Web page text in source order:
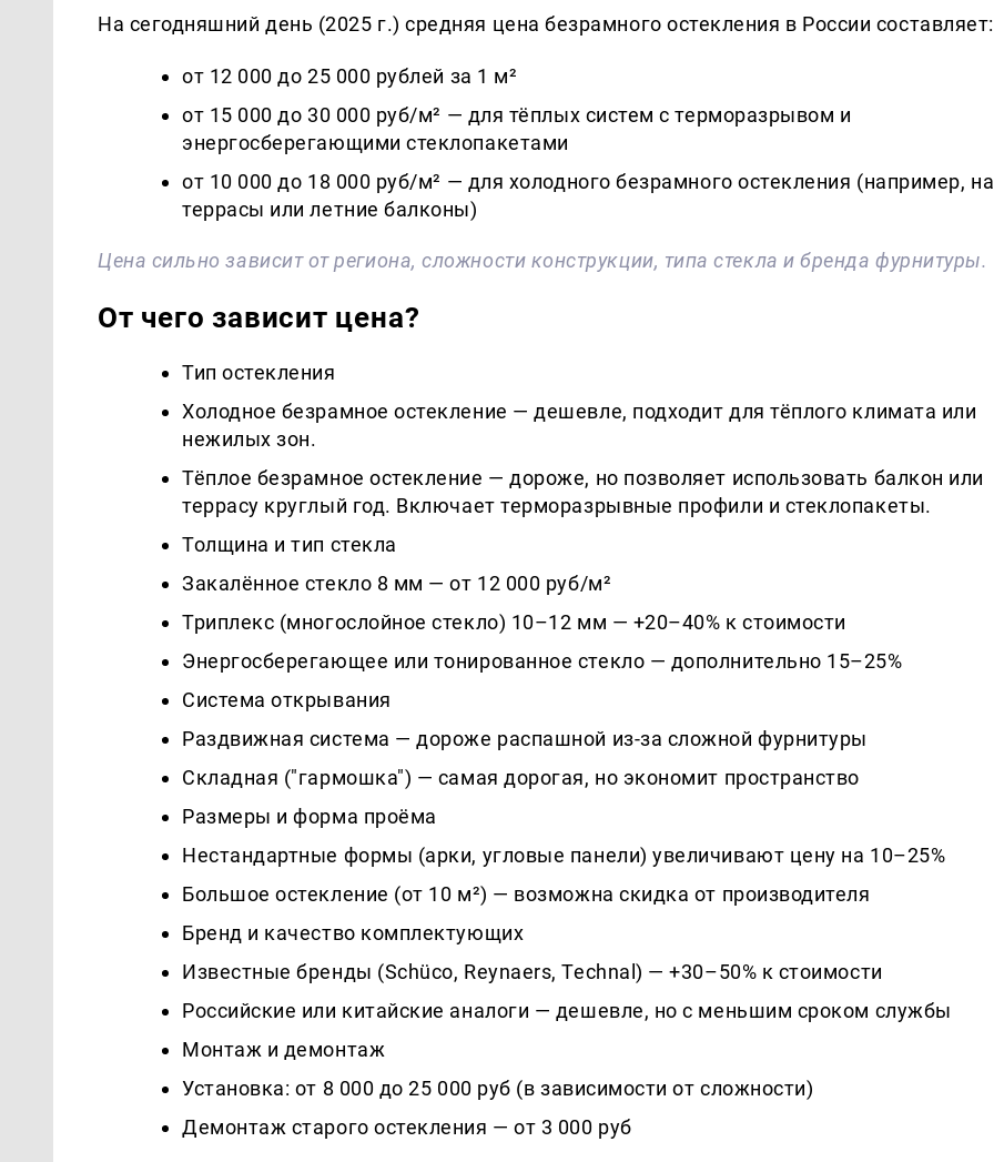
На сегодняшний день (2025 г.) средняя цена безрамного остекления в России составляет:
от 12 000 до 25 000 рублей за 1 м²
от 15 000 до 30 000 руб/м² — для тёплых систем с терморазрывом и
энергосберегающими стеклопакетами
от 10 000 до 18 000 руб/м² — для холодного безрамного остекления (например, на
террасы или летние балконы)
Цена сильно зависит от региона, сложности конструкции, типа стекла и бренда фурнитуры.
От чего зависит цена?
Тип остекления
Холодное безрамное остекление — дешевле, подходит для тёплого климата или
нежилых зон.
Тёплое безрамное остекление — дороже, но позволяет использовать балкон или
террасу круглый год. Включает терморазрывные профили и стеклопакеты.
Толщина и тип стекла
Закалённое стекло 8 мм — от 12 000 руб/м²
Триплекс (многослойное стекло) 10–12 мм — +20–40% к стоимости
Энергосберегающее или тонированное стекло — дополнительно 15–25%
Система открывания
Раздвижная система — дороже распашной из-за сложной фурнитуры
Складная ("гармошка") — самая дорогая, но экономит пространство
Размеры и форма проёма
Нестандартные формы (арки, угловые панели) увеличивают цену на 10–25%
Большое остекление (от 10 м²) — возможна скидка от производителя
Бренд и качество комплектующих
Известные бренды (Schüco, Reynaers, Technal) — +30–50% к стоимости
Российские или китайские аналоги — дешевле, но с меньшим сроком службы
Монтаж и демонтаж
Установка: от 8 000 до 25 000 руб (в зависимости от сложности)
Демонтаж старого остекления — от 3 000 руб